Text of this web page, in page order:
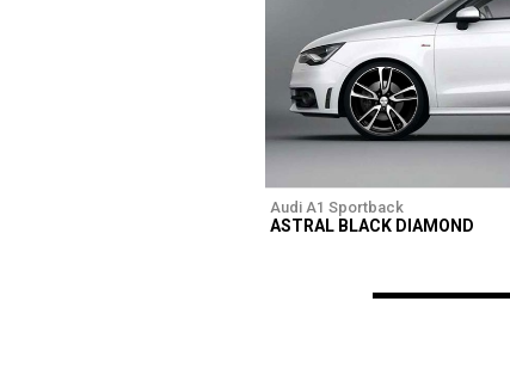
Audi A1 Sportback
ASTRAL BLACK DIAMOND